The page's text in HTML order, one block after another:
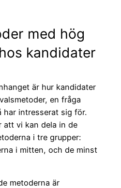
med hög
kandidater
är hur kandidater
en fråga
har intresserat sig för.
att vi kan dela in de
i tre grupper:
i mitten, och de minst
metoderna är